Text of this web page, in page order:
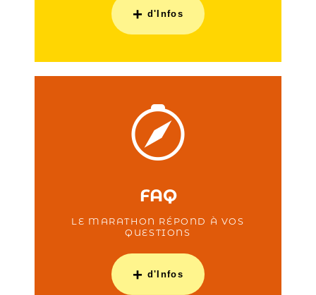
+ d'Infos
FAQ
LE MARATHON RÉPOND À VOS
QUESTIONS
+ d'Infos